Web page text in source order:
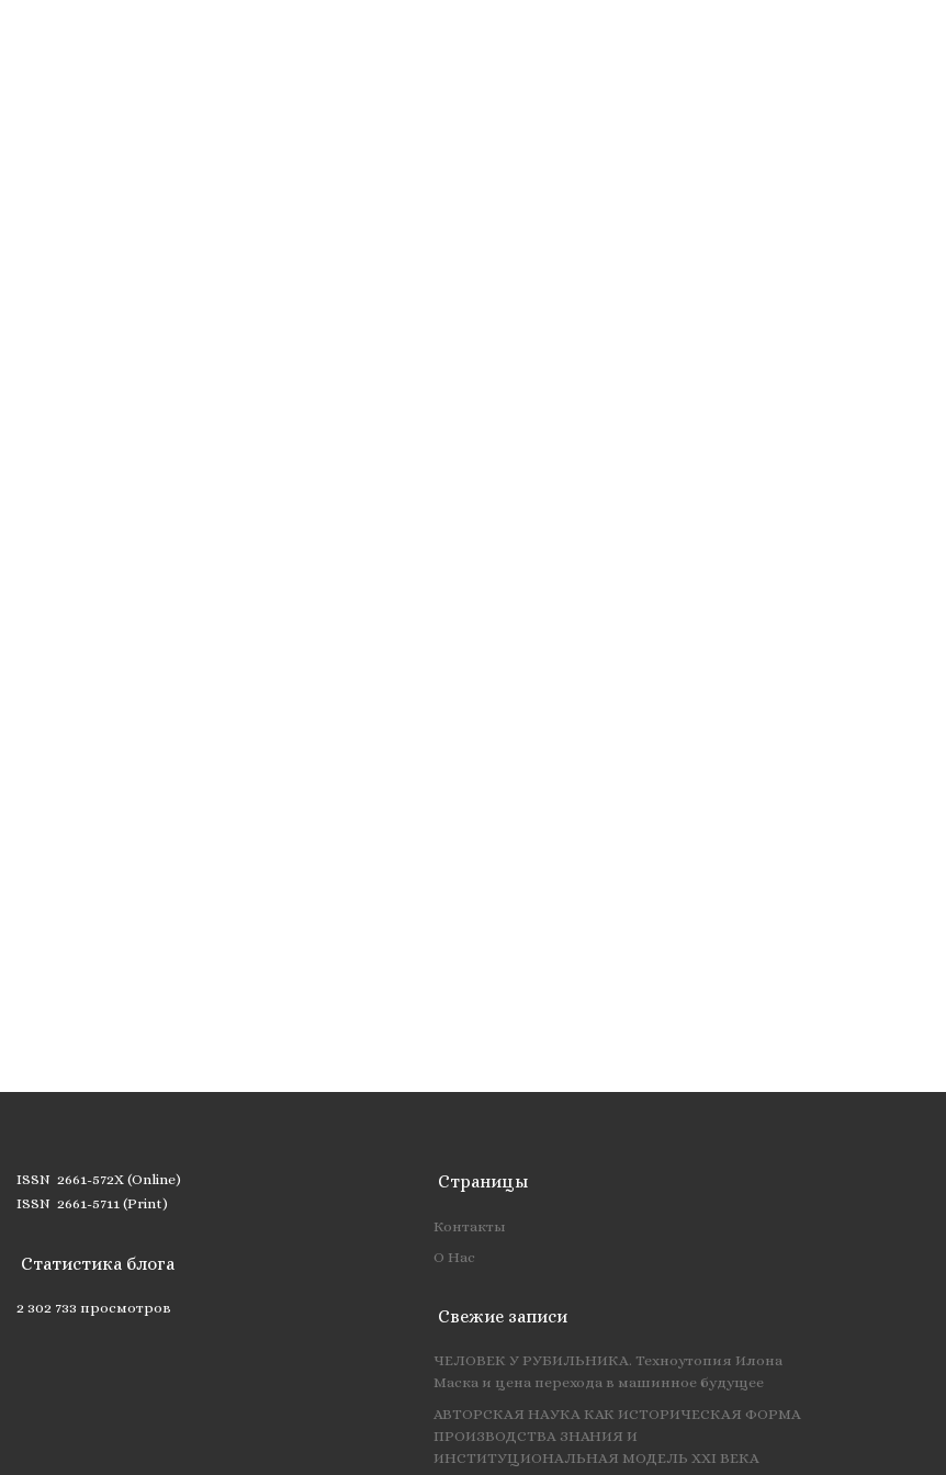
ISSN 2661-572X (Online)
ISSN 2661-5711 (Print)
Статистика блога
2 302 733 просмотров
Страницы
Контакты
О Нас
Свежие записи
ЧЕЛОВЕК У РУБИЛЬНИКА. Техноутопия Илона
Маска и цена перехода в машинное будущее
АВТОРСКАЯ НАУКА КАК ИСТОРИЧЕСКАЯ ФОРМА
ПРОИЗВОДСТВА ЗНАНИЯ И
ИНСТИТУЦИОНАЛЬНАЯ МОДЕЛЬ XXI ВЕКА